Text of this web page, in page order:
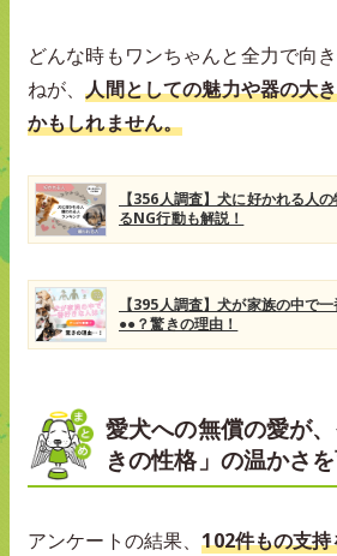
どんな時もワンちゃんと全力で向
ねが、人間としての魅力や器の大
かもしれません。
【356人調査】犬に好かれる人
るNG行動も解説！
【395人調査】犬が家族の中で
●●？驚きの理由！
愛犬への無償の愛が
きの性格」の温かさ
アンケートの結果、102件もの支